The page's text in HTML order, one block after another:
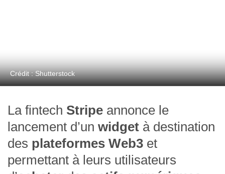
Crédit : Shutterstock
La fintech Stripe annonce le
lancement d’un widget à destination
des plateformes Web3 et
permettant à leurs utilisateurs